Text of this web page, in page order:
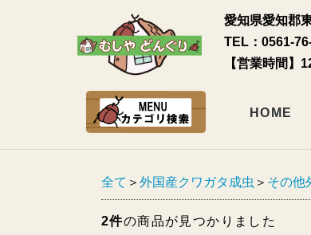
愛知県愛知郡
TEL：0561-
【営業時間】
HOME
全て ＞ 外国産クワガタ成虫 ＞ その他
2件の商品が見つかりました